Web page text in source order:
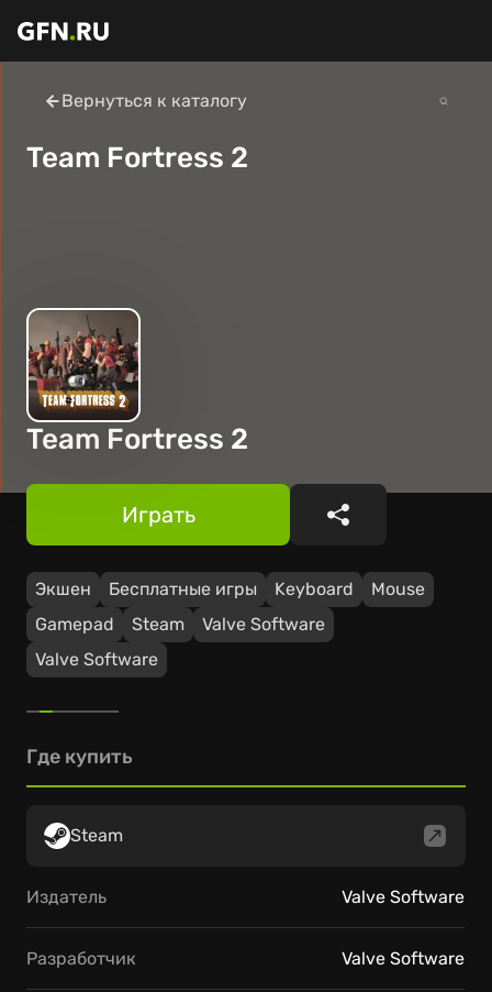
Вернуться к каталогу
Team Fortress 2
Team Fortress 2
Экшен Бесплатные игры Keyboard
Mouse
Gamepad
Steam
Valve Software
Valve Software
Играть Поделиться
Где купить
Steam
Издатель Valve Software
Разработчик Valve Software